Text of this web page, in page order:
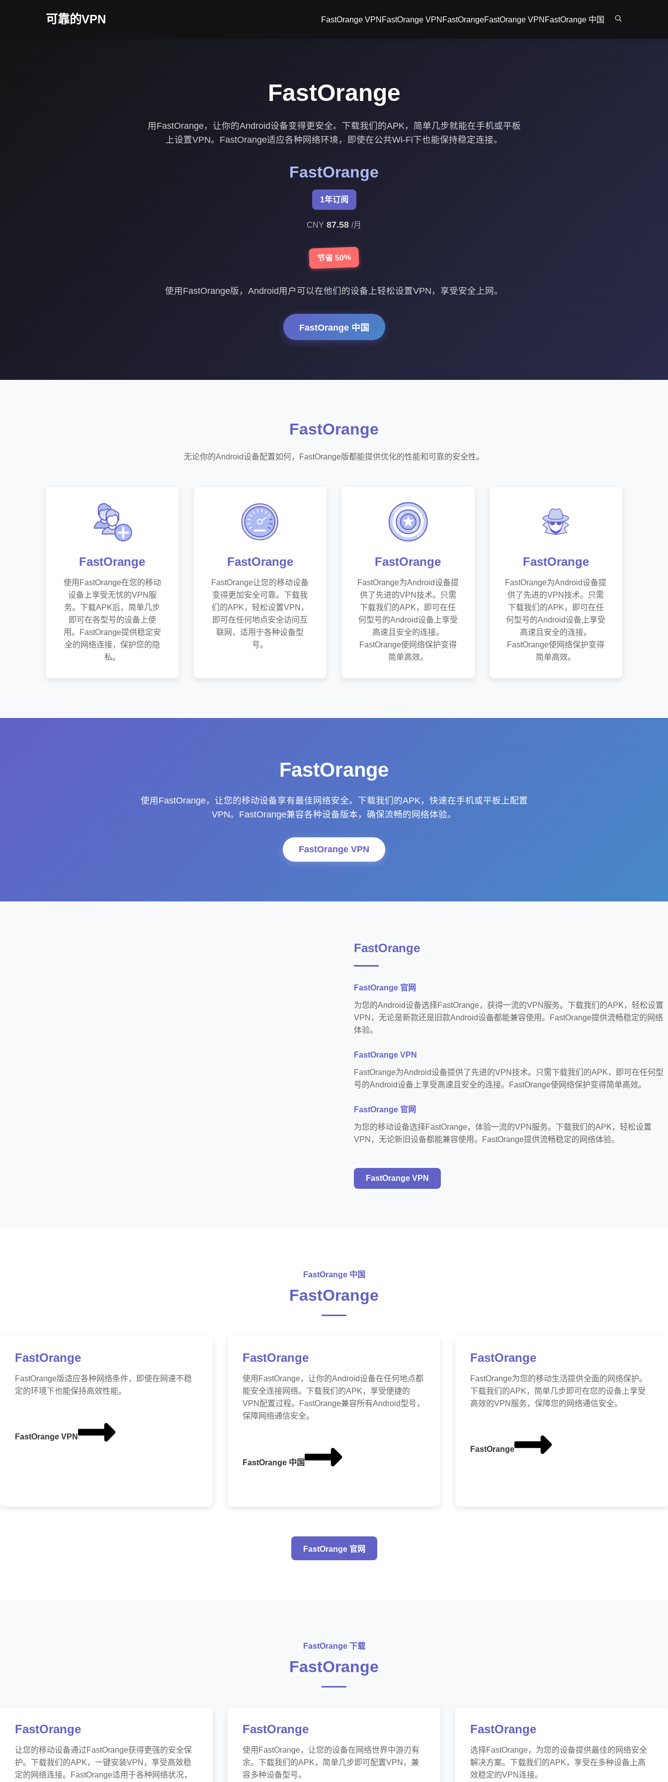
可靠的VPN FastOrange VPN FastOrange VPN FastOrangeFastOrange VPN FastOrange 中国
FastOrange
用FastOrange，让你的Android设备变得更安全。下载我们的APK，简单几步就能在手机或平板
上设置VPN。FastOrange适应各种网络环境，即使在公共Wi-Fi下也能保持稳定连接。
FastOrange
1年订阅
CNY 87.58 /月
节省 50%
使用FastOrange版，Android用户可以在他们的设备上轻松设置VPN，享受安全上网。
FastOrange 中国
FastOrange
无论你的Android设备配置如何，FastOrange版都能提供优化的性能和可靠的安全性。
FastOrange
使用FastOrange在您的移动
设备上享受无忧的VPN服
务。下载APK后，简单几步
即可在各型号的设备上使
用。FastOrange提供稳定安
全的网络连接，保护您的隐
私。
FastOrange
FastOrange让您的移动设备
变得更加安全可靠。下载我
们的APK，轻松设置VPN，
即可在任何地点安全访问互
联网，适用于各种设备型
号。
FastOrange
FastOrange为Android设备提
供了先进的VPN技术。只需
下载我们的APK，即可在任
何型号的Android设备上享受
高速且安全的连接。
FastOrange使网络保护变得
简单高效。
FastOrange
FastOrange为Android设备提
供了先进的VPN技术。只需
下载我们的APK，即可在任
何型号的Android设备上享受
高速且安全的连接。
FastOrange使网络保护变得
简单高效。
FastOrange
使用FastOrange，让您的移动设备享有最佳网络安全。下载我们的APK，快速在手机或平板上配置
VPN。FastOrange兼容各种设备版本，确保流畅的网络体验。
FastOrange VPN
FastOrange
FastOrange 官网
为您的Android设备选择FastOrange，获得一流的VPN服务。下载我们的APK，轻松设置
VPN，无论是新款还是旧款Android设备都能兼容使用。FastOrange提供流畅稳定的网络
体验。
FastOrange VPN
FastOrange为Android设备提供了先进的VPN技术。只需下载我们的APK，即可在任何型
号的Android设备上享受高速且安全的连接。FastOrange使网络保护变得简单高效。
FastOrange 官网
为您的移动设备选择FastOrange，体验一流的VPN服务。下载我们的APK，轻松设置
VPN，无论新旧设备都能兼容使用。FastOrange提供流畅稳定的网络体验。
FastOrange VPN
FastOrange 中国
FastOrange
FastOrange
FastOrange版适应各种网络条件，即使在网速不稳
定的环境下也能保持高效性能。
FastOrange VPN
FastOrange
使用FastOrange，让你的Android设备在任何地点都
能安全连接网络。下载我们的APK，享受便捷的
VPN配置过程。FastOrange兼容所有Android型号，
保障网络通信安全。
FastOrange 中国
FastOrange
FastOrange为您的移动生活提供全面的网络保护。
下载我们的APK，简单几步即可在您的设备上享受
高效的VPN服务，保障您的网络通信安全。
FastOrange
FastOrange 官网
FastOrange 下载
FastOrange
FastOrange
让您的移动设备通过FastOrange获得更强的安全保
护。下载我们的APK，一键安装VPN，享受高效稳
定的网络连接。FastOrange适用于各种网络状况，
FastOrange
使用FastOrange，让您的设备在网络世界中游刃有
余。下载我们的APK，简单几步即可配置VPN，兼
容多种设备型号。
FastOrange
选择FastOrange，为您的设备提供最佳的网络安全
解决方案。下载我们的APK，享受在多种设备上高
效稳定的VPN连接。